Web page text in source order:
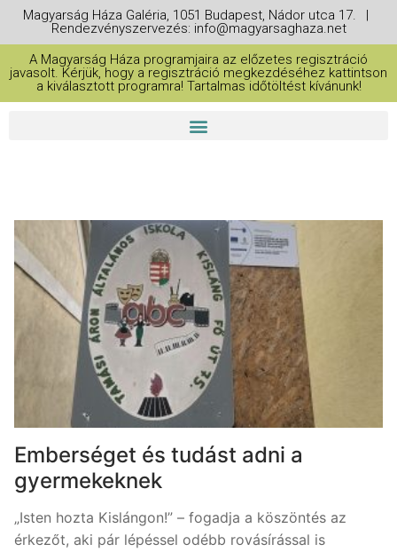
Magyarság Háza Galéria, 1051 Budapest, Nádor utca 17. |
Rendezvényszervezés: info@magyarsaghaza.net
A Magyarság Háza programjaira az előzetes regisztráció
javasolt. Kérjük, hogy a regisztráció megkezdéséhez kattintson
a kiválasztott programra! Tartalmas időtöltést kívánunk!
Emberséget és tudást adni a
gyermekeknek
„Isten hozta Kislángon!” – fogadja a köszöntés az
érkezőt, aki pár lépéssel odébb rovásírással is